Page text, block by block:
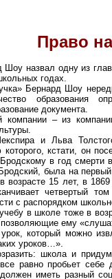
Право
назвал одну из
годах.
Бернард Шоу
образования
документа.
– из
и Льва
которого, кстати, он
в год смерти
была на
возрасте 15 лет, в
четвертый
с распорядком
в школе тоже в
ему
урок, который можно
уроков…».
школа и
равно пробьет
иметь разный